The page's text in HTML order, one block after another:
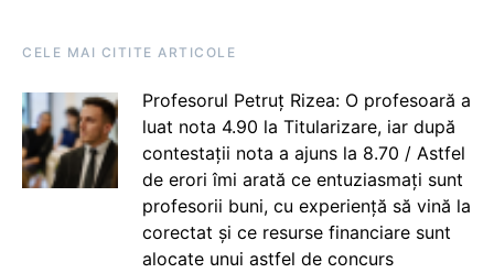
CELE MAI CITITE ARTICOLE
Profesorul Petruț Rizea: O profesoară a
luat nota 4.90 la Titularizare, iar după
contestații nota a ajuns la 8.70 / Astfel
de erori îmi arată ce entuziasmați sunt
profesorii buni, cu experiență să vină la
corectat și ce resurse financiare sunt
alocate unui astfel de concurs